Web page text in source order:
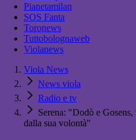
Pianetamilan
SOS Fanta
Toronews
Tuttobolognaweb
Violanews
Viola News
News viola
Radio e tv
Serena: "Dodò e
dalla sua volontà"